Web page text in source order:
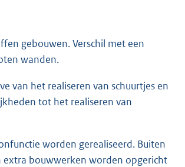
gebouwen. Verschil met een
wanden.
van het realiseren van schuurtjes en
tot het realiseren van
worden gerealiseerd. Buiten
extra bouwwerken worden opgericht